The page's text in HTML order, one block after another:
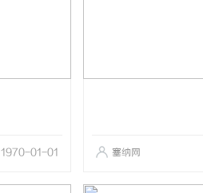
1970-01-01 塞纳网